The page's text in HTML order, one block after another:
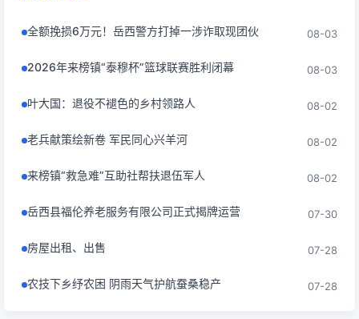
全额挽损6万元！岳西警方打掉一涉诈取现团伙 08-03
2026年来榜镇“泰穆杯”篮球联赛胜利闭幕 08-03
叶大国：退役不褪色的乡村领路人 08-02
老兵献策绘新卷 军民同心兴羊河 08-02
来榜镇“救急难”互助社帮扶退伍军人 08-02
岳西县福伦养老服务有限公司正式揭牌运营 07-30
房屋出租、出售 07-28
农技下乡纾农困 阴雨天气护航蚕桑稳产 07-28